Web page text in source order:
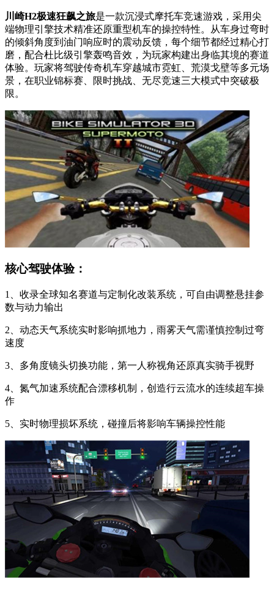
川崎H2极速狂飙之旅是一款沉浸式摩托车竞速游戏，采用尖
端物理引擎技术精准还原重型机车的操控特性。从车身过弯时
的倾斜角度到油门响应时的震动反馈，每个细节都经过精心打
磨，配合杜比级引擎轰鸣音效，为玩家构建出身临其境的赛道
体验。玩家将驾驶传奇机车穿越城市霓虹、荒漠戈壁等多元场
景，在职业锦标赛、限时挑战、无尽竞速三大模式中突破极
限。
核心驾驶体验：
1、收录全球知名赛道与定制化改装系统，可自由调整悬挂参
数与动力输出
2、动态天气系统实时影响抓地力，雨雾天气需谨慎控制过弯
速度
3、多角度镜头切换功能，第一人称视角还原真实骑手视野
4、氮气加速系统配合漂移机制，创造行云流水的连续超车操
作
5、实时物理损坏系统，碰撞后将影响车辆操控性能